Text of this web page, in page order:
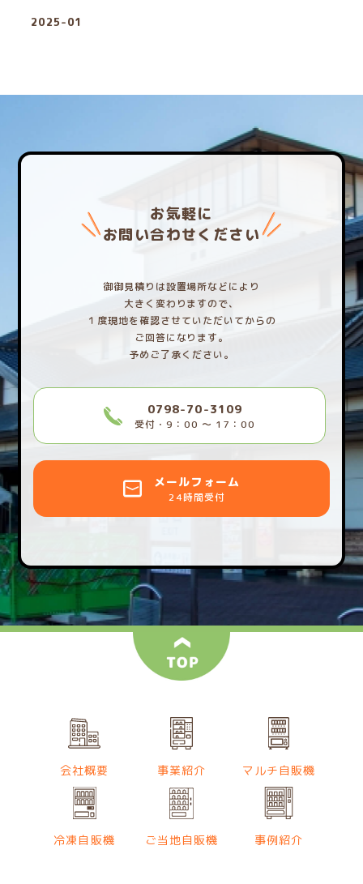
2025-01
お気軽に
お問い合わせください
御御見積りは設置場所などにより
大きく変わりますので、
１度現地を確認させていただいてからの
ご回答になります。
予めご了承ください。
0798-70-3109
受付・9：00 〜 17：00
メールフォーム
24時間受付
会社概要 事業紹介 マルチ自販機
冷凍自販機 ご当地自販機 事例紹介